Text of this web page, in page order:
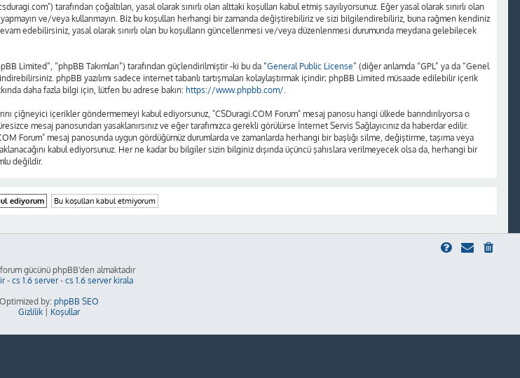
tarafından çoğaltılan, yasal olarak sınırlı olan alttaki koşulları kabul etmiş sayılıyorsunuz. Eğer yasal olarak sınırlı olan
ve/veya kullanmayın. Biz bu koşulları herhangi bir zamanda değiştirebiliriz ve sizi bilgilendirebiliriz, buna rağmen kendiniz
edebilirsiniz, yasal olarak sınırlı olan bu koşulların güncellenmesi ve/veya düzenlenmesi durumunda meydana gelebilecek
Limited”, “phpBB Takımları”) tarafından güçlendirilmiştir -ki bu da “General Public License” (diğer anlamda “GPL” ya da “Genel
phpBB yazılımı sadece internet tabanlı tartışmaları kolaylaştırmak içindir; phpBB Limited müsaade edilebilir içerik
daha fazla bilgi için, lütfen bu adrese bakın: https://www.phpbb.com/
içerikler göndermemeyi kabul ediyorsunuz, "CSDuragi.COM Forum" mesaj panosu hangi ülkede barındırılıyorsa o
mesaj panosundan yasaklanırsınız ve eğer tarafımızca gerekli görülürse İnternet Servis Sağlayıcınız da haberdar edilir.
Forum" mesaj panosunda uygun gördüğümüz durumlarda ve zamanlarda herhangi bir başlığı silme, değiştirme, taşıma veya
kabul ediyorsunuz. Her ne kadar bu bilgiler sizin bilginiz dışında üçüncü şahıslara verilmeyecek olsa da, herhangi bir
değildir.
forum gücünü phpBB'den almaktadır
- cs 1.6 server- cs 1.6 server kirala
Optimized by: phpBB SEO
Gizlilik | Koşullar